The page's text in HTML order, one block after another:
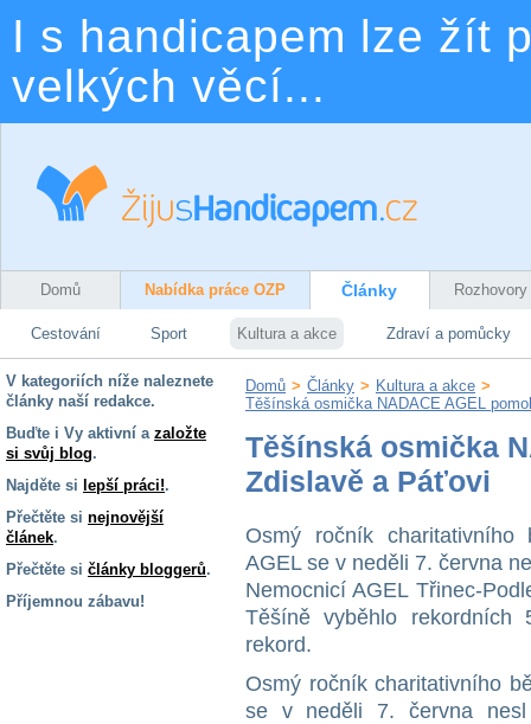
I s handicapem lze žít
velkých věcí...
Domů Nabídka práce OZP Články Rozhovory
Cestování Sport Kultura a akce Zdraví a pomůcky
V kategoriích níže naleznete
články naší redakce.
Buďte i Vy aktivní a založte
si svůj blog.
Najděte si lepší práci!.
Přečtěte si nejnovější
článek.
Přečtěte si články bloggerů.
Příjemnou zábavu!
Domů > Články > Kultura a akce >
Těšínská osmička NADACE AGEL
Těšínská osmička
Zdislavě a Páťovi
Osmý ročník charitativního
AGEL se v neděli 7. června
Nemocnicí AGEL Třinec-
Těšíně vyběhlo
rekord.
Osmý ročník charitativního
se v neděli 7. června